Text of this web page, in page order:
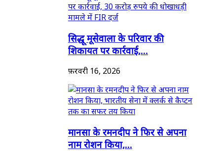
सिद्धू मूसेवाला के परिवार की
शिकायत पर कार्रवाई,...
फ़रवरी 16, 2026
मानसा के रमनदीप ने फिर से अपना
नाम रोशन किया,...